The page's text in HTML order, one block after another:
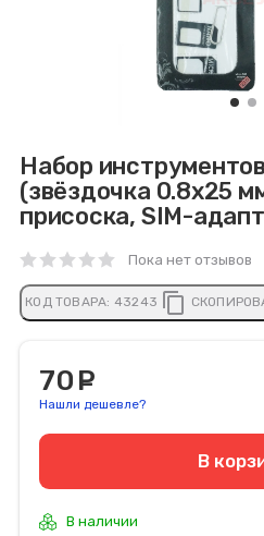
Набор
(звёздочка 0.8x25
присоска, SIM-
Пока нет отзывов
КОД ТОВАРА: 43243 content_copy
70
Нашли дешевле?
В
В наличии